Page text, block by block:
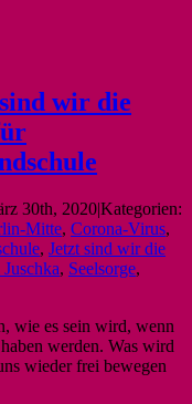
wir die
30th, 2020|Kategorien:
Mitte, Corona-Virus,
, Jetzt sind wir die
, Seelsorge,
wie es sein wird, wenn
werden. Was wird
wieder frei bewegen